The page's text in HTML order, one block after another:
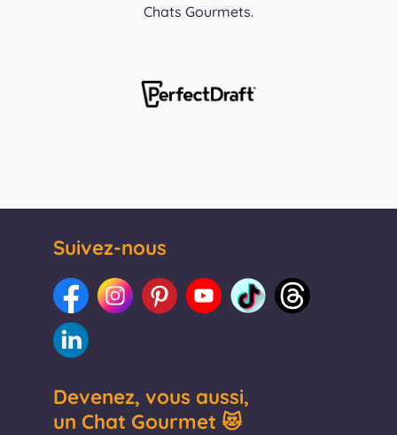
Chats Gourmets.
Suivez-nous
Devenez, vous aussi,
un Chat Gourmet 😻